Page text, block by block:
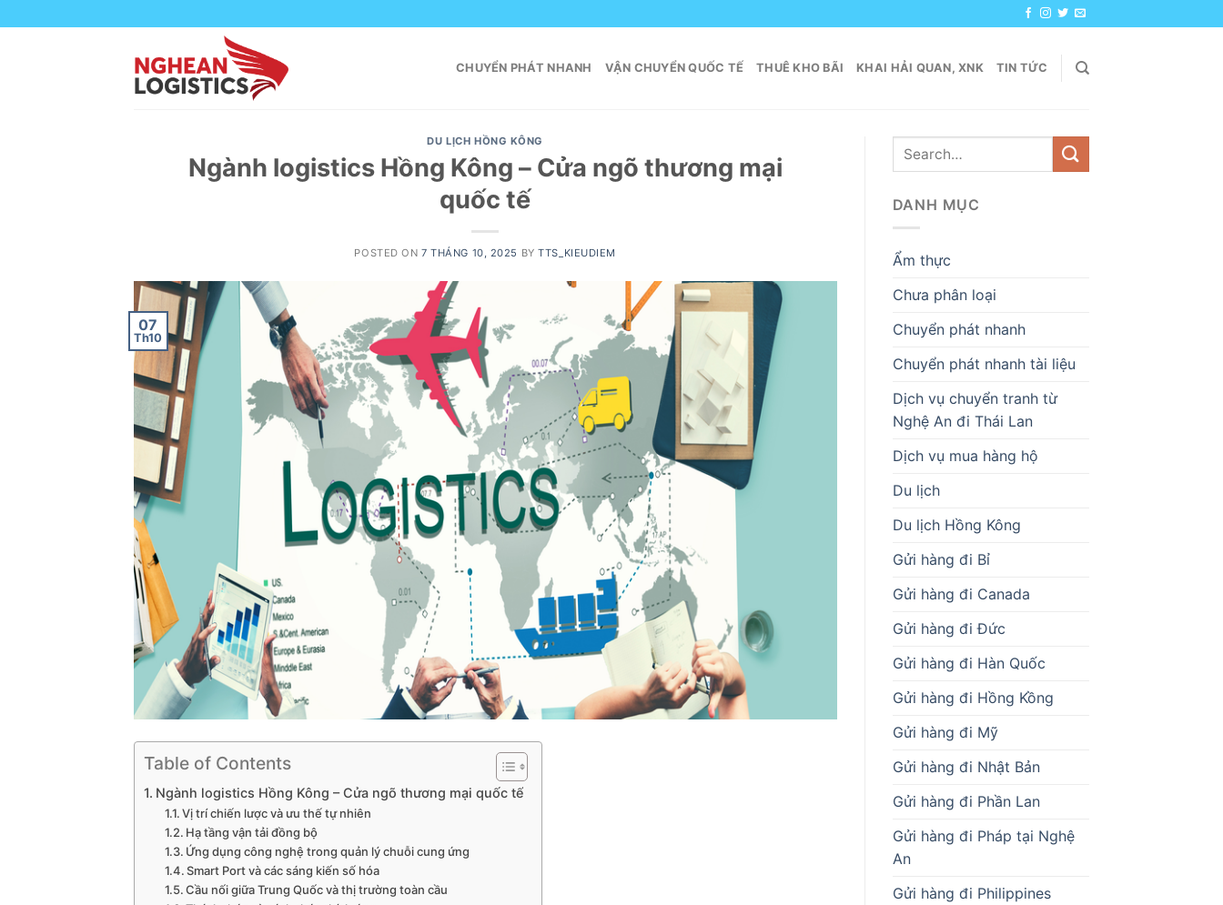
to
CHUYỂN PHÁT NHANH VẬN CHUYỂN QUỐC TẾ THUÊ KHO BÃI KHAI HẢI QUAN, XNK TIN TỨC
DU LỊCH HỒNG KÔNG
Ngành logistics Hồng Kông – Cửa ngõ thương mại
quốc tế
POSTED ON7 THÁNG 10, 2025 BYTTS_KIEUDIEM
07
Th10
Table of Contents
Ngành logistics Hồng Kông – Cửa ngõ thương mại quốc tế
Vị trí chiến lược và ưu thế tự nhiên
Hạ tầng vận tải đồng bộ
Ứng dụng công nghệ trong quản lý chuỗi cung ứng
Smart Port và các sáng kiến số hóa
Cầu nối giữa Trung Quốc và thị trường toàn cầu
DANH MỤC
Ẩm thực
Chưa phân loại
Chuyển phát nhanh
Chuyển phát nhanh tài liệu
Dịch vụ chuyển tranh từ
Nghệ An đi Thái Lan
Dịch vụ mua hàng hộ
Du lịch
Du lịch Hồng Kông
Gửi hàng đi Bỉ
Gửi hàng đi Canada
Gửi hàng đi Đức
Gửi hàng đi Hàn Quốc
Gửi hàng đi Hồng Kồng
Gửi hàng đi Mỹ
Gửi hàng đi Nhật Bản
Gửi hàng đi Phần Lan
Gửi hàng đi Pháp tại Nghệ
An
Gửi hàng đi Philippines